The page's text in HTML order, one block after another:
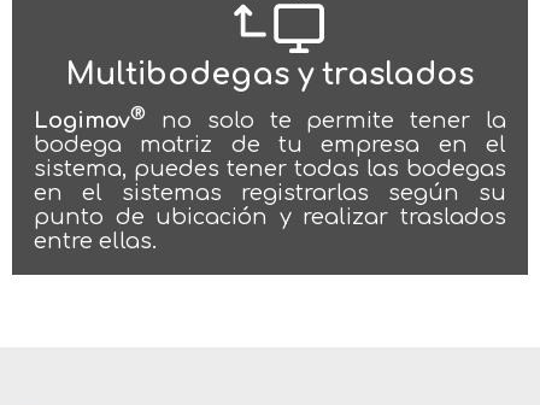
Multibodegas y traslados
Logimov®
no solo te permite tener la
bodega matriz de tu empresa en el
sistema, puedes tener todas las bodegas
en el sistemas registrarlas según su
punto de ubicación y realizar traslados
entre ellas.